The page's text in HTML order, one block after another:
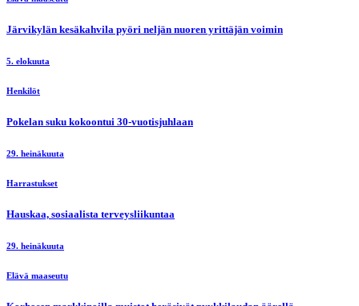
Järvikylän kesäkahvila pyöri neljän nuoren yrittäjän voimin
5. elokuuta
Henkilöt
Pokelan suku kokoontui 30-vuotisjuhlaan
29. heinäkuuta
Harrastukset
Hauskaa, sosiaalista terveysliikuntaa
29. heinäkuuta
Elävä maaseutu